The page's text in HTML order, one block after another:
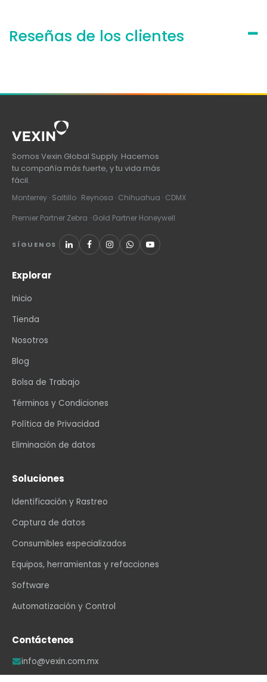
Reseñas de los clientes
Somos Vexin Global Supply. Hacemos
tu compañía más fuerte, y tu vida más
fácil.
Monterrey · Saltillo · Reynosa · Chihuahua · CDMX
Premier Partner Zebra · Gold Partner Honeywell
SÍGUENOS
Explorar
Inicio
Tienda
Nosotros
Blog
Bolsa de Trabajo
Términos y Condiciones
Política de Privacidad
Eliminación de datos
Soluciones
Identificación y Rastreo
Captura de datos
Consumibles especializados
Equipos, herramientas y refacciones
Software
Automatización y Control
Contáctenos
info@vexin.com.mx